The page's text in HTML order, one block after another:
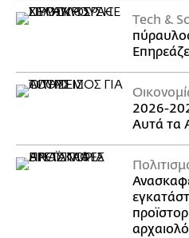
Τech &
2026-
Αυτά τα